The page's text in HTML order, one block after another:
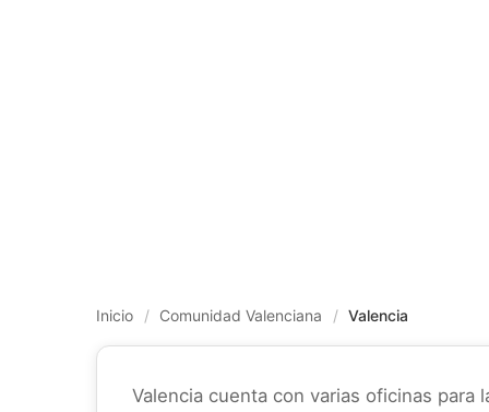
Inicio / Comunidad Valenciana / Valencia
Valencia cuenta con varias oficinas para